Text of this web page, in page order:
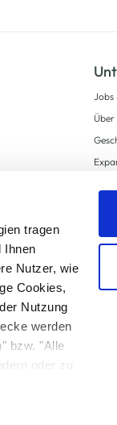
tragen
Ihnen
Nutzer, wie
Cookies,
Nutzung
werden
bzw. "Alle
oder zu
Jobs
Über